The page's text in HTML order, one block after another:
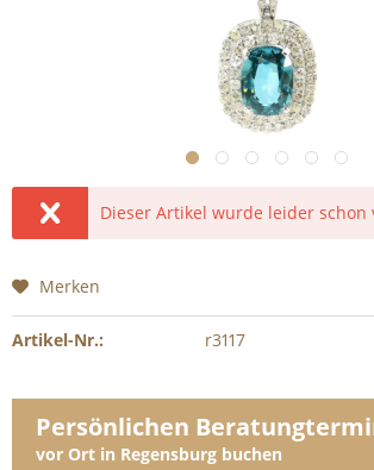
Dieser Artikel wurde leider schon
Merken
Artikel-Nr.: r3117
Persönlichen
vor Ort in Regensburg buchen